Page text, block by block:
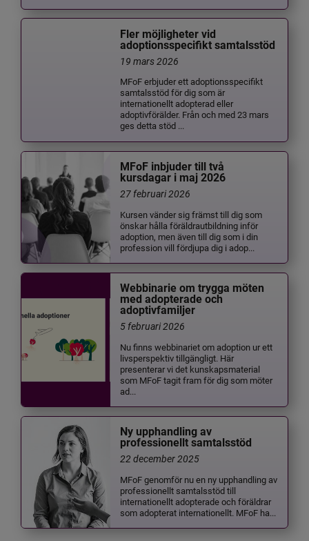
Fler möjligheter vid
adoptionsspecifikt samtalsstöd
19 mars 2026
MFoF erbjuder ett adoptionsspecifikt
samtalsstöd för dig som är
internationellt adopterad eller
adoptivförälder. Från och med 23 mars
ges detta stöd ...
MFoF inbjuder till två
kursdagar i maj 2026
27 februari 2026
Kursen vänder sig främst till dig som
önskar hålla föräldrautbildning inför
adoption, men även till dig som i din
profession vill fördjupa dig i adop...
Webbinarie om trygga möten
med adopterade och
adoptivfamiljer
5 februari 2026
Nu finns webbinariet om adoption ur ett
livsperspektiv tillgängligt. Här
presenterar vi det kunskapsmaterial
som MFoF tagit fram för dig som möter
ad...
Ny upphandling av
professionellt samtalsstöd
22 december 2025
MFoF genomför nu en ny upphandling av
professionellt samtalsstöd till
internationellt adopterade och föräldrar
som adopterat internationellt. MFoF ha...